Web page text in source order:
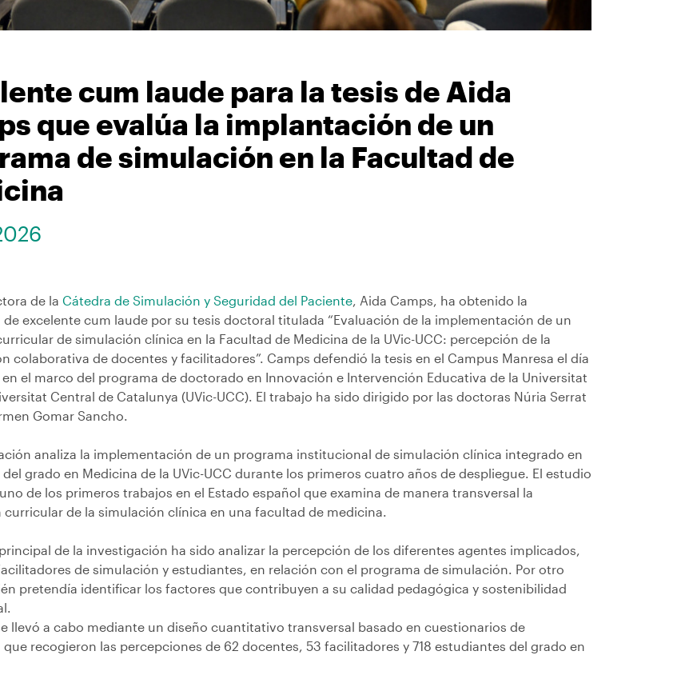
cum laude para la tesis de Aida
que evalúa la implantación de un
de simulación en la Facultad de
de la Cátedra de Simulación y Seguridad del Paciente, Aida Camps, ha obtenido la
excelente cum laude por su tesis doctoral titulada “Evaluación de la implementación de un
de simulación clínica en la Facultad de Medicina de la UVic-UCC: percepción de la
colaborativa de docentes y facilitadores”. Camps defendió la tesis en el Campus Manresa el día
en el marco del programa de doctorado en Innovación e Intervención Educativa de la Universitat
Central de Catalunya (UVic-UCC). El trabajo ha sido dirigido por las doctoras Núria Serrat
Gomar Sancho.
analiza la implementación de un programa institucional de simulación clínica integrado en
grado en Medicina de la UVic-UCC durante los primeros cuatro años de despliegue. El estudio
de los primeros trabajos en el Estado español que examina de manera transversal la
curricular de la simulación clínica en una facultad de medicina.
de la investigación ha sido analizar la percepción de los diferentes agentes implicados,
de simulación y estudiantes, en relación con el programa de simulación. Por otro
pretendía identificar los factores que contribuyen a su calidad pedagógica y sostenibilidad
llevó a cabo mediante un diseño cuantitativo transversal basado en cuestionarios de
recogieron las percepciones de 62 docentes, 53 facilitadores y 718 estudiantes del grado en